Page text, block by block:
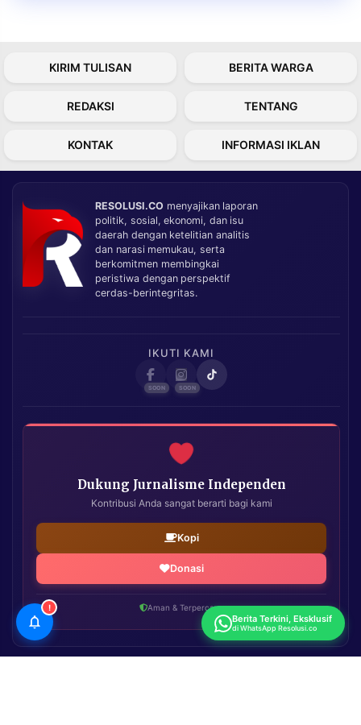
KIRIM TULISAN BERITA WARGA
REDAKSI TENTANG
KONTAK INFORMASI IKLAN
RESOLUSI.CO menyajikan laporan
politik, sosial, ekonomi, dan isu
daerah dengan ketelitian analitis
dan narasi memukau, serta
berkomitmen membingkai
peristiwa dengan perspektif
cerdas-berintegritas.
IKUTI KAMI
Dukung Jurnalisme Independen
Kontribusi Anda sangat berarti bagi kami
Kopi
Donasi
Aman & Terpercaya
!
Berita Terkini, Eksklusif
di WhatsApp Resolusi.co